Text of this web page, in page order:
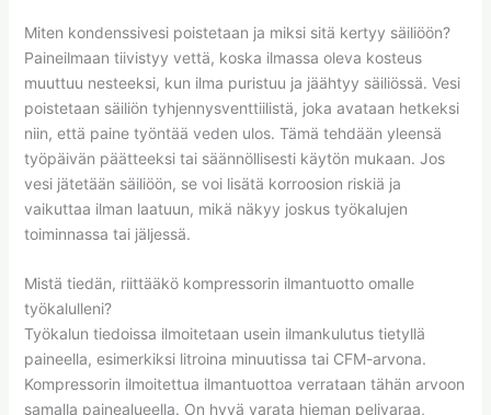
Miten kondenssivesi poistetaan ja miksi sitä kertyy säiliöön?
Paineilmaan tiivistyy vettä, koska ilmassa oleva kosteus
muuttuu nesteeksi, kun ilma puristuu ja jäähtyy säiliössä. Vesi
poistetaan säiliön tyhjennysventtiilistä, joka avataan hetkeksi
niin, että paine työntää veden ulos. Tämä tehdään yleensä
työpäivän päätteeksi tai säännöllisesti käytön mukaan. Jos
vesi jätetään säiliöön, se voi lisätä korroosion riskiä ja
vaikuttaa ilman laatuun, mikä näkyy joskus työkalujen
toiminnassa tai jäljessä.
Mistä tiedän, riittääkö kompressorin ilmantuotto omalle
työkalulleni?
Työkalun tiedoissa ilmoitetaan usein ilmankulutus tietyllä
paineella, esimerkiksi litroina minuutissa tai CFM-arvona.
Kompressorin ilmoitettua ilmantuottoa verrataan tähän arvoon
samalla painealueella. On hyvä varata hieman pelivaraa,